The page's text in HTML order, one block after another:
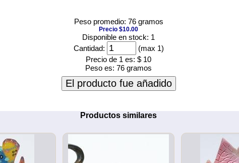
Peso promedio: 76 gramos
Precio $10.00
Disponible en stock: 1
Cantidad:
(max 1)
Precio de 1 es: $ 10
Peso es: 76 gramos
El producto fue añadido
Productos similares